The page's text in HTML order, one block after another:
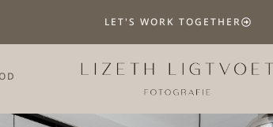
LET'S WORK TOGETHER